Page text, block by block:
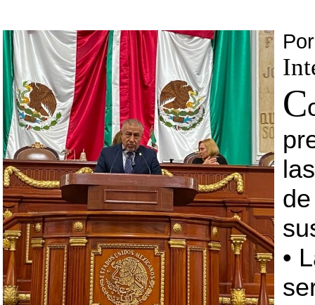
C
•